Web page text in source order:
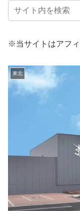
※当サイトはアフ
東北